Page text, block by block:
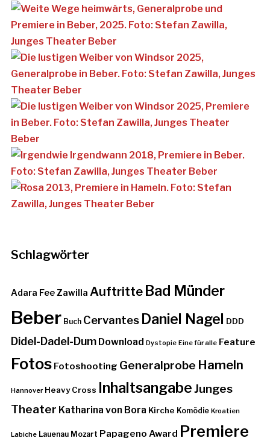
Schlagwörter
Adara Fee Zawilla Auftritte Bad Münder
Beber Buch Cervantes Daniel Nagel DDD
Didel-Dadel-Dum Download Dystopie Eine für alle Feature
Fotos Fotoshooting Generalprobe Hameln
Hannover Heavy Cross InhaltsangabeJunges
Theater Katharina von Bora Kirche Komödie Kroatien
Labiche Lauenau Mozart Papageno Award Premiere